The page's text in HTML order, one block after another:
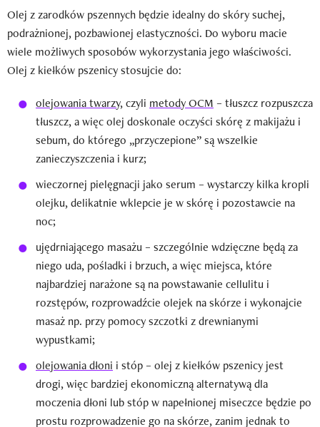
Olej z zarodków pszennych będzie idealny do skóry suchej,
podrażnionej, pozbawionej elastyczności. Do wyboru macie
wiele możliwych sposobów wykorzystania jego właściwości.
Olej z kiełków pszenicy stosujcie do:
olejowania twarzy, czyli metody OCM – tłuszcz rozpuszcza
tłuszcz, a więc olej doskonale oczyści skórę z makijażu i
sebum, do którego „przyczepione” są wszelkie
zanieczyszczenia i kurz;
wieczornej pielęgnacji jako serum – wystarczy kilka kropli
olejku, delikatnie wklepcie je w skórę i pozostawcie na
noc;
ujędrniającego masażu – szczególnie wdzięczne będą za
niego uda, pośladki i brzuch, a więc miejsca, które
najbardziej narażone są na powstawanie cellulitu i
rozstępów, rozprowadźcie olejek na skórze i wykonajcie
masaż np. przy pomocy szczotki z drewnianymi
wypustkami;
olejowania dłoni i stóp – olej z kiełków pszenicy jest
drogi, więc bardziej ekonomiczną alternatywą dla
moczenia dłoni lub stóp w napełnionej miseczce będzie po
prostu rozprowadzenie go na skórze, zanim jednak to